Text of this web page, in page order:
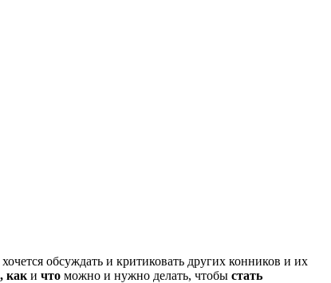
обсуждать и критиковать других конников и их
как и что можно и нужно делать, чтобы стать